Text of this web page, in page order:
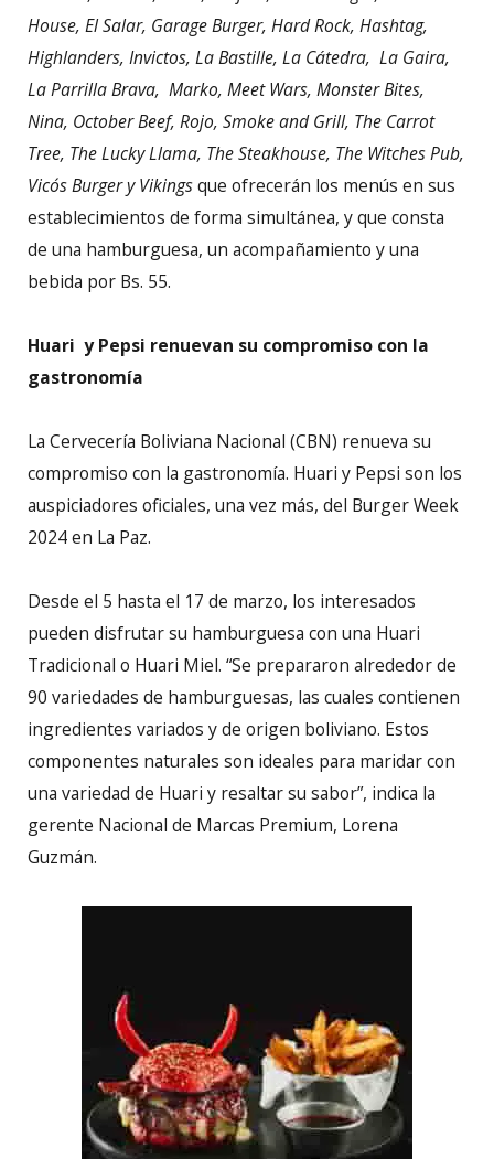
House, El Salar, Garage Burger, Hard Rock, Hashtag,
Highlanders, Invictos, La Bastille, La Cátedra, La Gaira,
La Parrilla Brava, Marko, Meet Wars, Monster Bites,
Nina, October Beef, Rojo, Smoke and Grill, The Carrot
Tree, The Lucky Llama, The Steakhouse, The Witches Pub,
Vico´s Burger y Vikingsque ofrecerán los menús en sus
establecimientos de forma simultánea, y que consta
de una hamburguesa, un acompañamiento y una
bebida por Bs. 55.
Huari y Pepsi renuevan su compromiso con la
gastronomía
La Cervecería Boliviana Nacional (CBN) renueva su
compromiso con la gastronomía. Huari y Pepsi son los
auspiciadores oficiales, una vez más, del Burger Week
2024 en La Paz.
Desde el 5 hasta el 17 de marzo, los interesados
pueden disfrutar su hamburguesa con una Huari
Tradicional o Huari Miel. “Se prepararon alrededor de
90 variedades de hamburguesas, las cuales contienen
ingredientes variados y de origen boliviano. Estos
componentes naturales son ideales para maridar con
una variedad de Huari y resaltar su sabor”, indica la
gerente Nacional de Marcas Premium, Lorena
Guzmán.